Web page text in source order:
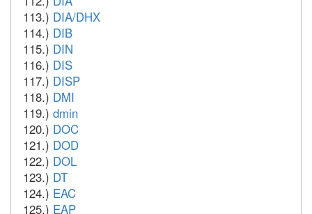
113.) DIA/DHX
114.) DIB
115.) DIN
116.) DIS
117.) DISP
118.) DMI
119.) dmin
120.) DOC
121.) DOD
122.) DOL
123.) DT
124.) EAC
125.) EAP